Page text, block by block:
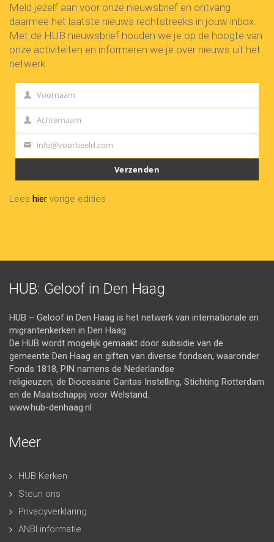
Meld jezelf aan voor onze nieuwsbrief en ontvang
daarmee het laatste nieuws rechtstreeks in jouw inbox.
Met de HUB nieuwsbrief houden we je op de hoogte van
onze activiteiten en informeren we je over nieuws uit het
netwerk.
First
Voornaam
Last
Achternaam
Your
info@voorbeeld.com
Verzenden
Lees hier vorige edities
HUB: Geloof in Den Haag
HUB – Geloof in Den Haag is het netwerk van internationale en
migrantenkerken in Den Haag.
De HUB wordt mogelijk gemaakt door subsidie van de
gemeente Den Haag en giften van diverse fondsen, waaronder
Fonds 1818, PIN namens de Nederlandse
religieuzen, de Diocesane Caritas Instelling, Stichting Rotterdam
en de Maatschappij voor Welstand.
www.hub-denhaag.nl
Meer
HUB Kerken
Steun ons
Privacyverklaring
ANBI informatie